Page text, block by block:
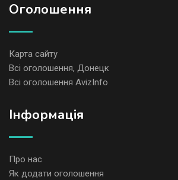
Оголошення
Карта сайту
Всі оголошення, Донецк
Всі оголошення AvizInfo
Iнформація
Про нас
Як додати оголошення